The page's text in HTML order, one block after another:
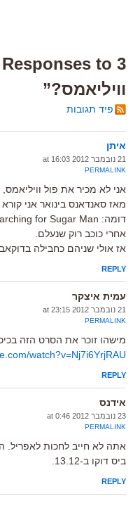
וויליאמס?”
פיד תגובות
איתן
21 נובמבר 2012 at 16:03
PERMALINK
אני לא מכיר את פול
מאז סאנדאנס בינואר אני
אחרי כוכב רוק שנעלם.
אז אולי שניהם כחבילה
REPLY
עמית איצקר
21 נובמבר 2012 at 23:15
PERMALINK
מישהו זוכר את הסרט הזה
watch?v=Nj7i6YrjRAU
REPLY
אידנס
23 נובמבר 2012 at 0:46
PERMALINK
אתה לא חייב לחכות לאפריל.
ביס דוקו ב-13.12.
REPLY